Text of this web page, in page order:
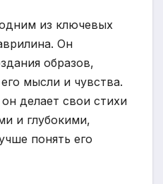
из ключевых
Он
образов,
мысли и чувства.
делает свои стихи
и глубокими,
понять его